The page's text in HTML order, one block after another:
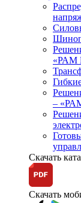
«РАМ
–
Скачать
Скачать